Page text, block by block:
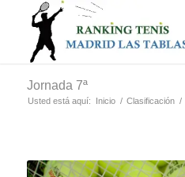
Jornada 7ª
Usted está aquí: Inicio / Clasificación /